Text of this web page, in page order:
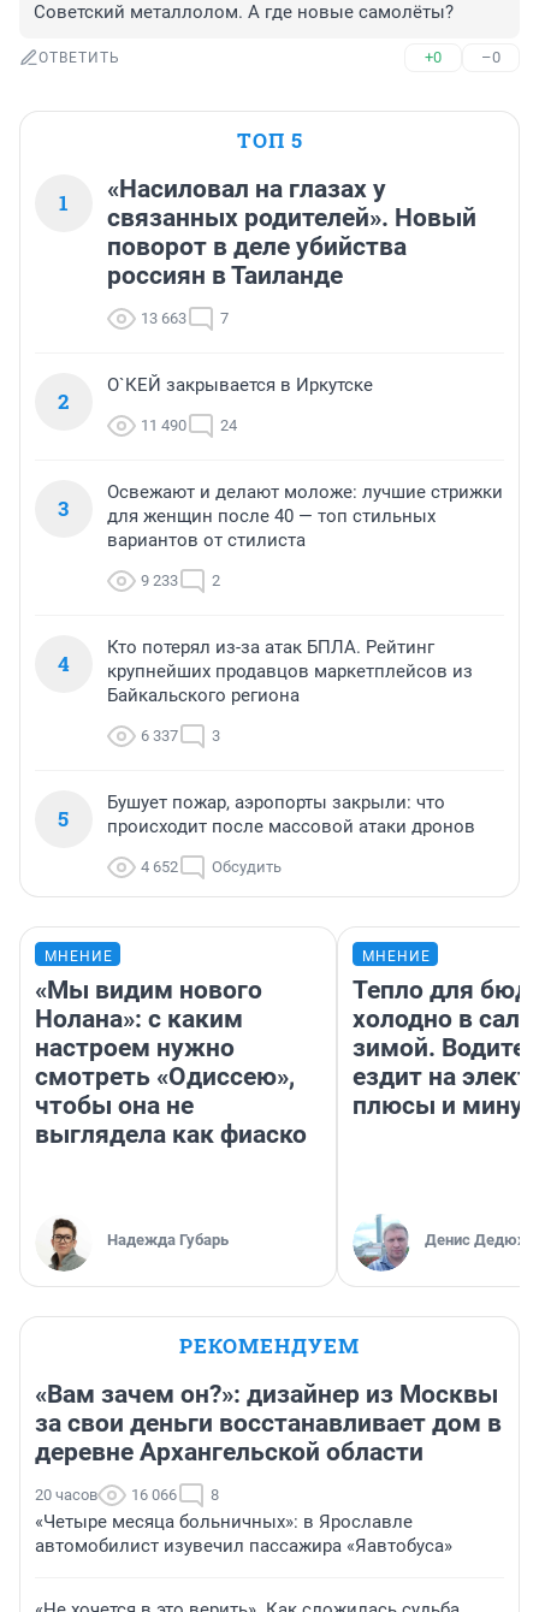
Советский металлолом. А где новые самолёты?
ОТВЕТИТЬ +0 –0
ТОП 5
1
«Насиловал на глазах у
связанных родителей». Новый
поворот в деле убийства
россиян в Таиланде
13 663 7
2
О`КЕЙ закрывается в Иркутске
11 490 24
3
Освежают и делают моложе: лучшие стрижки
для женщин после 40 — топ стильных
вариантов от стилиста
9 233 2
4
Кто потерял из-за атак БПЛА. Рейтинг
крупнейших продавцов маркетплейсов из
Байкальского региона
6 337 3
5
Бушует пожар, аэропорты закрыли: что
происходит после массовой атаки дронов
4 652 Обсудить
МНЕНИЕ
«Мы видим нового
Нолана»: с каким
настроем нужно
смотреть «Одиссею»,
чтобы она не
выглядела как фиаско
Надежда Губарь
МНЕНИЕ
Тепло для
холодно в
зимой.
ездит на
плюсы и
Денис
РЕКОМЕНДУЕМ
«Вам зачем он?»: дизайнер из Москвы
за свои деньги восстанавливает дом в
деревне Архангельской области
20 часов 16 066 8
«Четыре месяца больничных»: в Ярославле
автомобилист изувечил пассажира «Яавтобуса»